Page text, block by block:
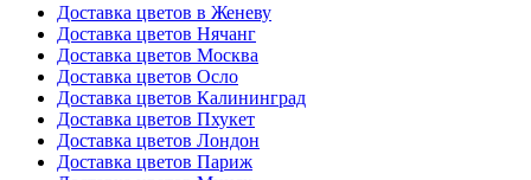
Доставка цветов в Женеву
Доставка цветов Нячанг
Доставка цветов Москва
Доставка цветов Осло
Доставка цветов Калининград
Доставка цветов Пхукет
Доставка цветов Лондон
Доставка цветов Париж